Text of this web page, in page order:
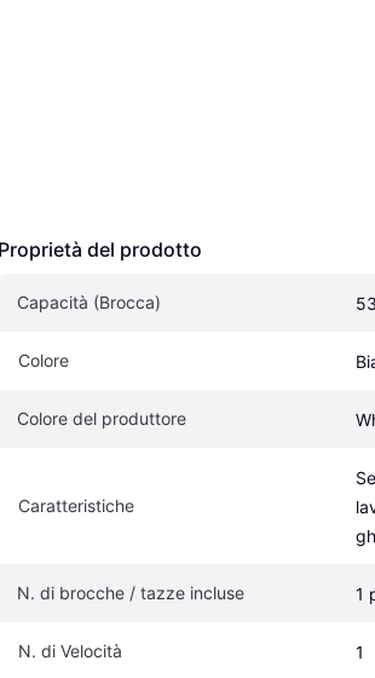
Proprietà del prodotto
Capacità (Brocca)
Colore
Colore del produttore
Caratteristiche
N. di brocche / tazze incluse 1
N. di Velocità 1